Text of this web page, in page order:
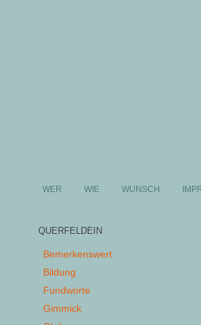
WER WIE WUNSCH
QUERFELDEIN
Bemerkenswert
Bildung
Fundworte
Gimmick